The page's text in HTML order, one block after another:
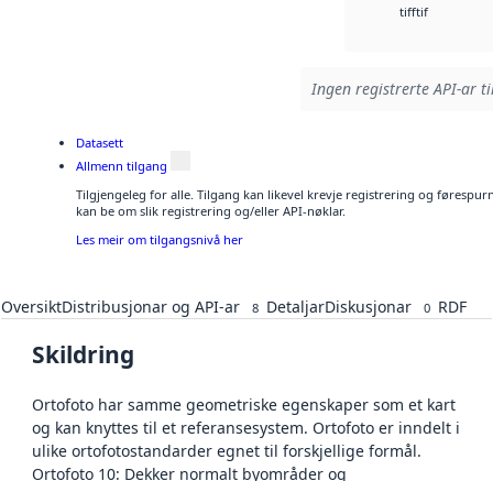
tifftif
Ingen registrerte API-ar
Datasett
Allmenn tilgang
Tilgjengeleg for alle. Tilgang kan likevel krevje registrering og
kan be om slik registrering og/eller API-nøklar.
Les meir om tilgangsnivå her
OversiktDistribusjonar og API-ar 8 DetaljarDiskusjonar 0 RDF
Skildring
Ortofoto har samme geometriske egenskaper som et kart
og kan knyttes til et referansesystem. Ortofoto er inndelt i
ulike ortofotostandarder egnet til forskjellige formål.
Ortofoto 10: Dekker normalt byområder og